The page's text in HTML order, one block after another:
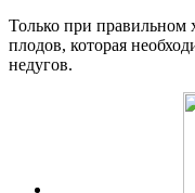
Только при правильном
плодов, которая
недугов.